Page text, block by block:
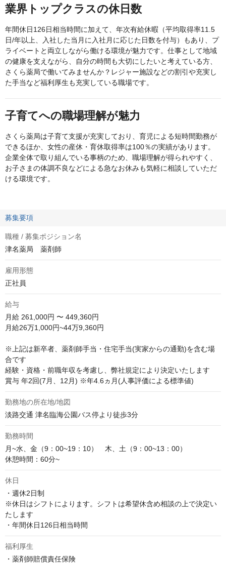
業界トップクラスの休日数
年間休日126日相当時間に加えて、年次有給休暇（平均取得率11.5
日/年以上、入社した当月に入社月に応じた日数を付与）もあり、プ
ライベートと両立しながら働ける環境が魅力です。仕事として地域
の健康を支えながら、自分の時間も大切にしたいと考えている方、
さくら薬局で働いてみませんか？レジャー施設などの割引や充実し
た手当など福利厚生も充実している職場です。
子育てへの職場理解が魅力
さくら薬局は子育て支援が充実しており、育児による短時間勤務が
できるほか、女性の産休・育休取得率は100％の実績があります。
企業全体で取り組んでいる事柄のため、職場理解が得られやすく、
お子さまの体調不良などによる急なお休みも気軽に相談していただ
ける環境です。
募集要項
職種 / 募集ポジション名
津名薬局 薬剤師
雇用形態
正社員
給与
月給 261,000円 〜 449,360円
月給26万1,000円~44万9,360円
※上記は新卒者、薬剤師手当・住宅手当(実家からの通勤)を含む場
合です
経験・資格・前職年収を考慮し、弊社規定により決定いたします
賞与 年2回(7月、12月) ※年4.6ヵ月(人事評価による標準値)
勤務地の所在地/地図
淡路交通 津名臨海公園バス停より徒歩3分
勤務時間
月~水、金（9：00~19：10）　木、土（9：00~13：00）
休憩時間：60分~
休日
・週休2日制
※休日はシフトによります。シフトは希望休含め相談の上で決定い
たします
・年間休日126日相当時間
福利厚生
・薬剤師賠償責任保険